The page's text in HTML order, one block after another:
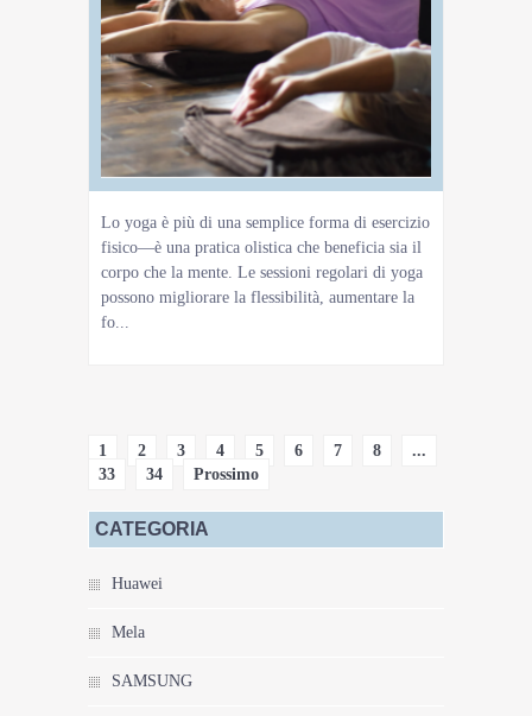
Lo yoga è più di una semplice forma di esercizio
fisico—è una pratica olistica che beneficia sia il
corpo che la mente. Le sessioni regolari di yoga
possono migliorare la flessibilità, aumentare la
fo...
1 2 3 4 5 6 7 8
...
33
34 Prossimo
CATEGORIA
Huawei
Mela
SAMSUNG